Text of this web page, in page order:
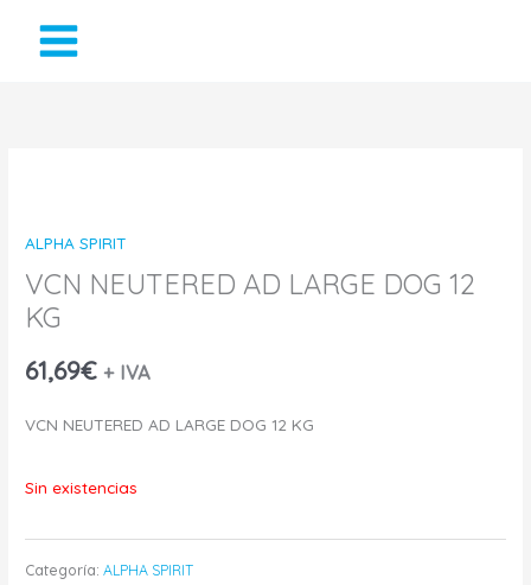
ALPHA SPIRIT
VCN NEUTERED AD LARGE DOG 12
KG
61,69€ + IVA
VCN NEUTERED AD LARGE DOG 12 KG
Sin existencias
Categoría:ALPHA SPIRIT